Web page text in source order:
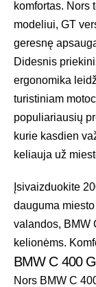
komfortas. Nors
modeliui, GT
geresnę
Didesnis
ergonomika
turistiniam
populiariausių
kurie kasdien
keliauja už
Įsivaizduokite
dauguma
valandos, BMW
kelionėms.
BMW C 400
Nors BMW C